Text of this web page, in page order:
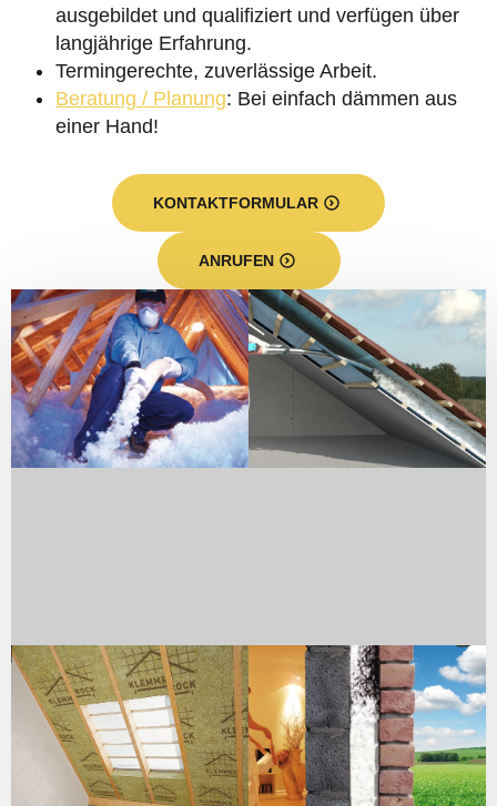
ausgebildet und qualifiziert und verfügen über
langjährige Erfahrung.
Termingerechte, zuverlässige Arbeit.
Beratung / Planung: Bei einfach dämmen aus
einer Hand!
KONTAKTFORMULAR
ANRUFEN